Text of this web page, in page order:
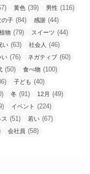
黄色 (39) 男性 (116)
の子 (84) 感謝 (44)
物 (79) スイーツ (44)
い (63) 社会人 (46)
い (76) ネガティブ (60)
(50) 食べ物 (100)
子ども (40)
冬 (91) 12月 (49)
イベント (224)
ス (51) 若い (67)
会社員 (58)